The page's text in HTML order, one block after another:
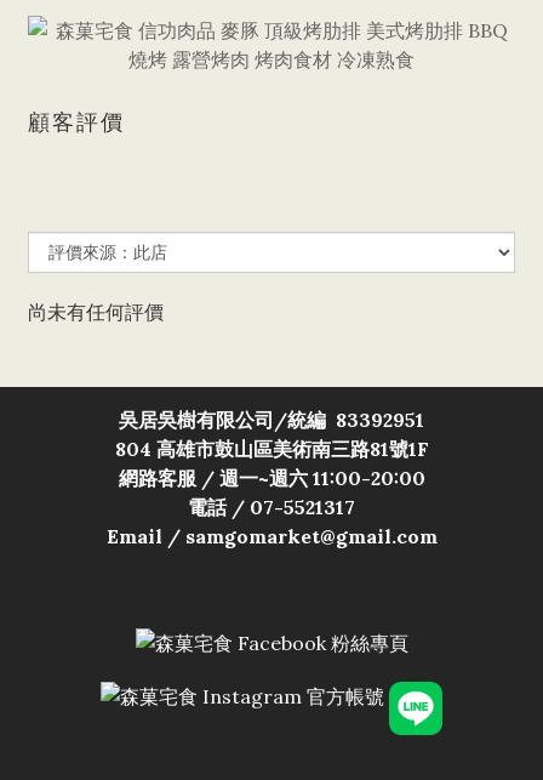
顧客評價
尚未有任何評價
吳居吳樹有限公司/統編 83392951
804 高雄市鼓山區美術南三路81號1F
網路客服 / 週一~週六 11:00-20:00
電話 / 07-5521317
Email / samgomarket@gmail.com